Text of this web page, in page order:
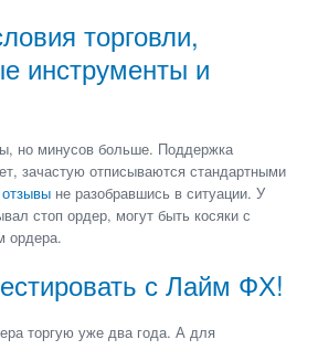
торговли,
инструменты и
но минусов больше. Поддержка
зачастую отписываются стандартными
не разобравшись в ситуации. У
стоп ордер, могут быть косяки с
ордера.
с Лайм ФХ!
торгую уже два года. А для